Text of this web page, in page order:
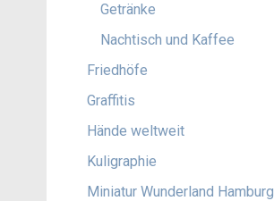
Getränke
Nachtisch und Kaffee
Friedhöfe
Graffitis
Hände weltweit
Kuligraphie
Miniatur Wunderland Hamburg